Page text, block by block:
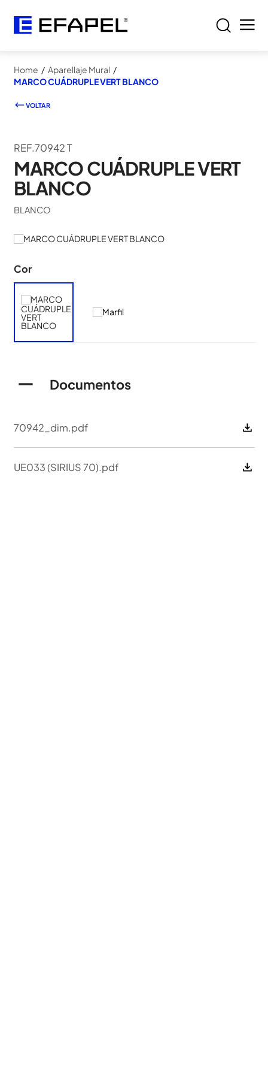
Home / Aparellaje Mural /
MARCO CUÁDRUPLE VERT BLANCO
VOLTAR
REF.70942 T
MARCO CUÁDRUPLE VERT
BLANCO
BLANCO
Cor
Documentos
70942_dim.pdf
UE033 (SIRIUS 70).pdf